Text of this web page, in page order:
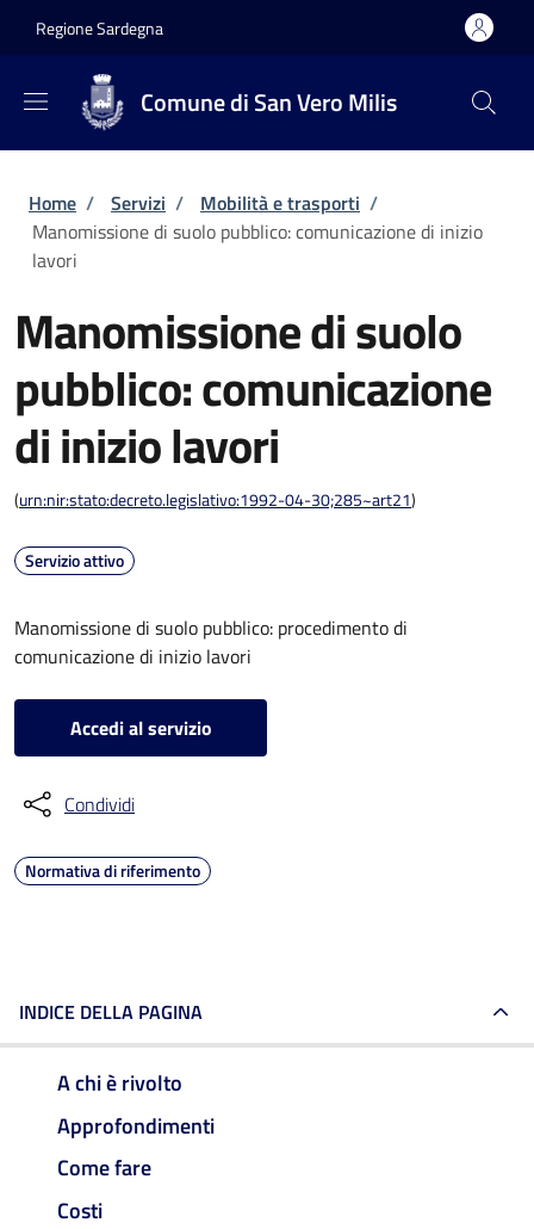
Regione Sardegna
Comune di San Vero Milis
Briciole di pane
Home / Servizi / Mobilità e trasporti /
Manomissione di suolo pubblico: comunicazione di inizio
lavori
Manomissione di suolo
pubblico: comunicazione
di inizio lavori
(urn:nir:stato:decreto.legislativo:1992-04-30;285~art21)
Servizio attivo
Manomissione di suolo pubblico: procedimento di
comunicazione di inizio lavori
Accedi al servizio
Condividi
Normativa di riferimento
INDICE DELLA PAGINA
A chi è rivolto
Approfondimenti
Come fare
Costi